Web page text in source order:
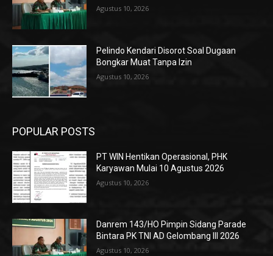
Agustus 10, 2026
Pelindo Kendari Disorot Soal Dugaan
Bongkar Muat Tanpa Izin
Agustus 10, 2026
POPULAR POSTS
PT WIN Hentikan Operasional, PHK
Karyawan Mulai 10 Agustus 2026
Agustus 10, 2026
Danrem 143/HO Pimpin Sidang Parade
Bintara PK TNI AD Gelombang III 2026
Agustus 10, 2026